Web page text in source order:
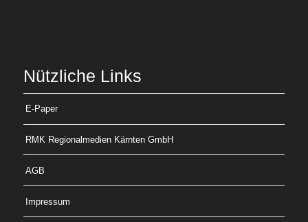
Nützliche Links
E-Paper
RMK Regionalmedien Kärnten GmbH
AGB
Impressum